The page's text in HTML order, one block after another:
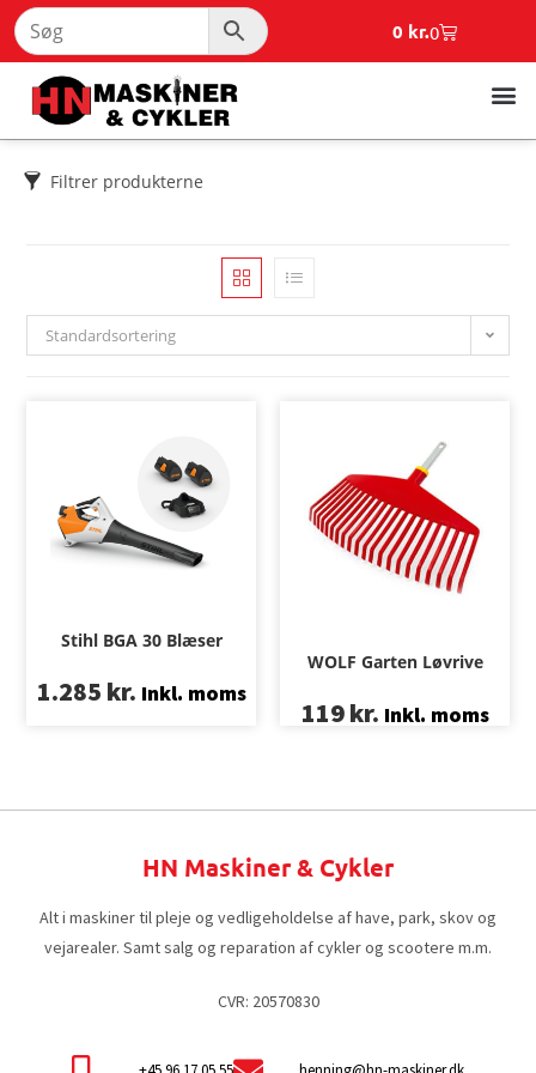
0 kr.0
Filtrer produkterne
Standardsortering
Stihl BGA 30 Blæser
1.285 kr. Inkl. moms
WOLF Garten Løvrive
119kr. Inkl. moms
HN Maskiner & Cykler
Alt i maskiner til pleje og vedligeholdelse af have, park, skov og
vejarealer. Samt salg og reparation af cykler og scootere m.m.
CVR: 20570830